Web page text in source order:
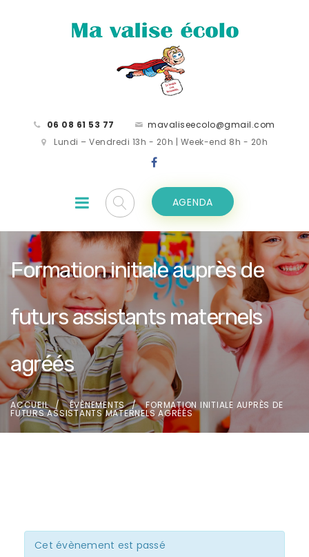
06 08 61 53 77
mavaliseecolo@gmail.com
Lundi – Vendredi 13h - 20h | Week-end 8h - 20h
AGENDA
Formation initiale auprès de
futurs assistants maternels
agréés
ACCUEIL ÉVÈNEMENTS FORMATION INITIALE AUPRÈS DE
FUTURS ASSISTANTS MATERNELS AGRÉÉS
Cet évènement est passé